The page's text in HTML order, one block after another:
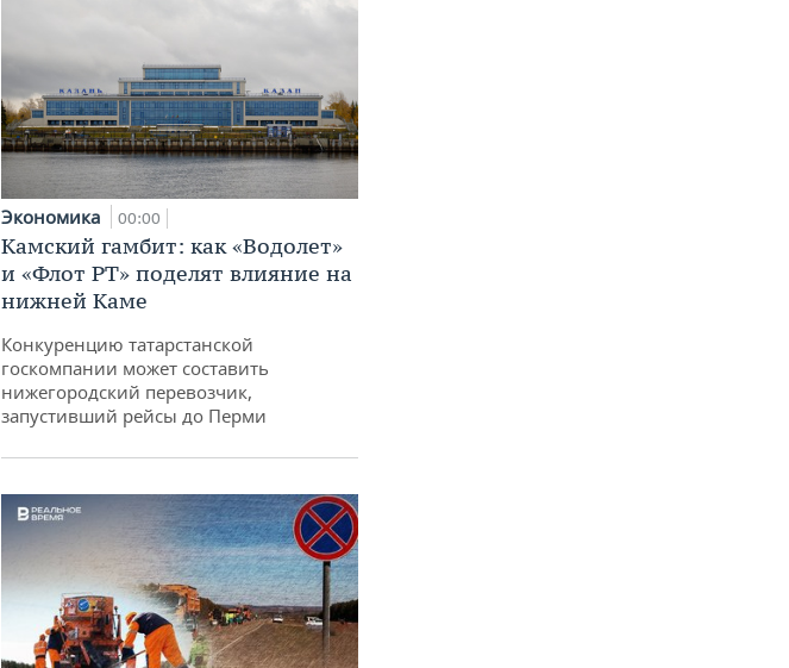
Экономика 00:00
Камский гамбит: как «Водолет»
и «Флот РТ» поделят влияние на
нижней Каме
Конкуренцию татарстанской
госкомпании может составить
нижегородский перевозчик,
запустивший рейсы до Перми